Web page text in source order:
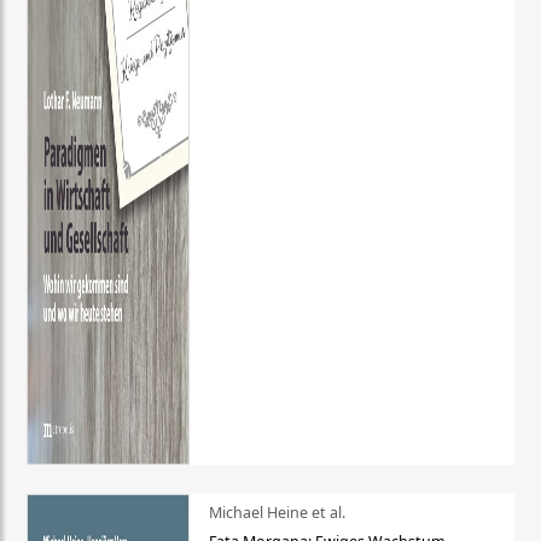
Michael Heine et al.